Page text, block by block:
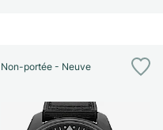
Non-portée - Neuve